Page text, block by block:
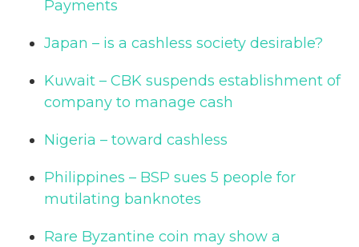
Payments
Japan – is a cashless society desirable?
Kuwait – CBK suspends establishment of
company to manage cash
Nigeria – toward cashless
Philippines – BSP sues 5 people for
mutilating banknotes
Rare Byzantine coin may show a